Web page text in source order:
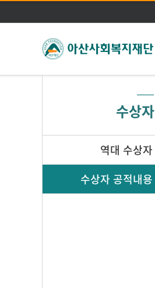
수상자
역대 수상자
수상자 공적내용